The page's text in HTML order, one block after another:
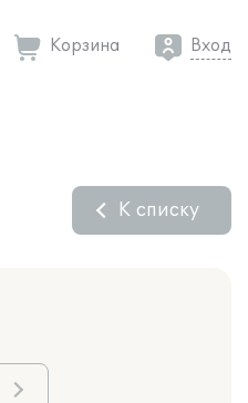
Корзина Вход
К списку